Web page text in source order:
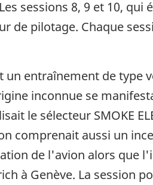
sessions 8, 9 et 10, qui
de pilotage. Chaque
entraînement de type
inconnue se
le sélecteur SMOKE
comprenait aussi un
de l'avion alors que
à Genève. La session